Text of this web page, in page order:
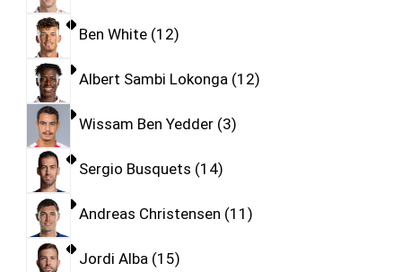
Ben White 12
Albert Sambi Lokonga 12
Wissam Ben Yedder 3
Sergio Busquets 14
Andreas Christensen 11
Jordi Alba 15